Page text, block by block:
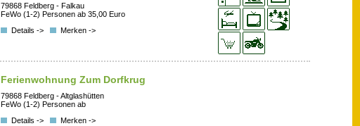
79868 Feldberg - Falkau
FeWo (1-2) Personen ab 35,00 Euro
Details ->
Merken ->
Ferienwohnung Zum Dorfkrug
79868 Feldberg - Altglashütten
FeWo (1-2) Personen ab
Details ->
Merken ->